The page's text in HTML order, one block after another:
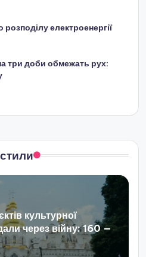
електроенергії
три доби обмежать рух:
культурної
через війну: 160 —